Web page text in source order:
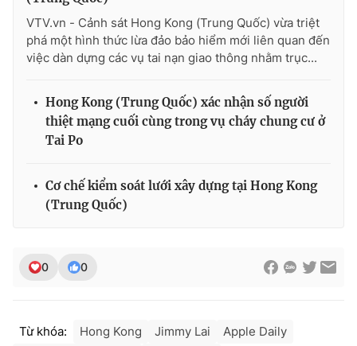
VTV.vn - Cảnh sát Hong Kong (Trung Quốc) vừa triệt
phá một hình thức lừa đảo bảo hiểm mới liên quan đến
việc dàn dựng các vụ tai nạn giao thông nhằm trục...
Hong Kong (Trung Quốc) xác nhận số người
thiệt mạng cuối cùng trong vụ cháy chung cư ở
Tai Po
Cơ chế kiểm soát lưới xây dựng tại Hong Kong
(Trung Quốc)
0 0
Từ khóa: Hong Kong Jimmy Lai
Apple Daily